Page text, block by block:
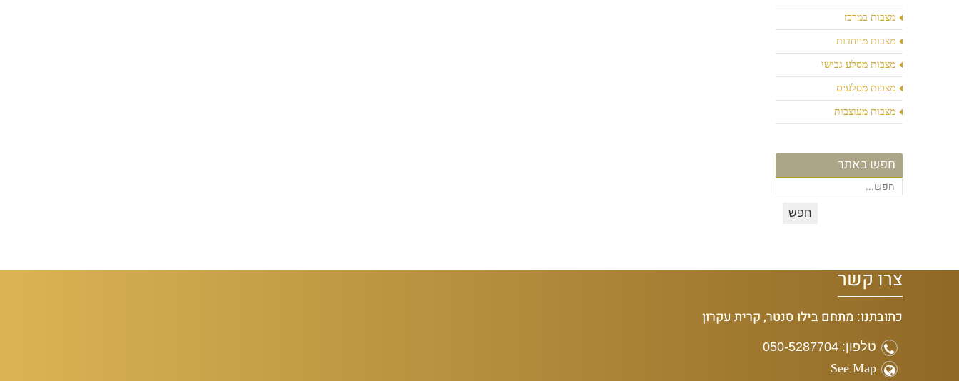
מצבות במרכז
מצבות מיוחדות
מצבות מסלע גבישי
מצבות מסלעים
מצבות מעוצבות
חפש באתר
צרו קשר
כתובתנו: מתחם בילו סנטר, קרית עקרון
טלפון: 050-5287704
See Map